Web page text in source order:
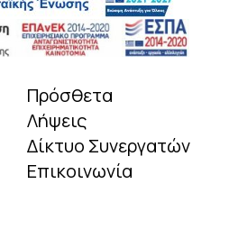
Πρόσθετα
Λήψεις
Δίκτυο Συνεργατών
Επικοινωνία